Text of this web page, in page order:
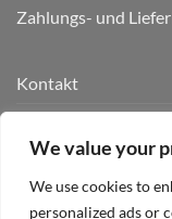
We value your
We use cookies to
personalized ads or
Zahlungs- und
Kontakt
Impressum